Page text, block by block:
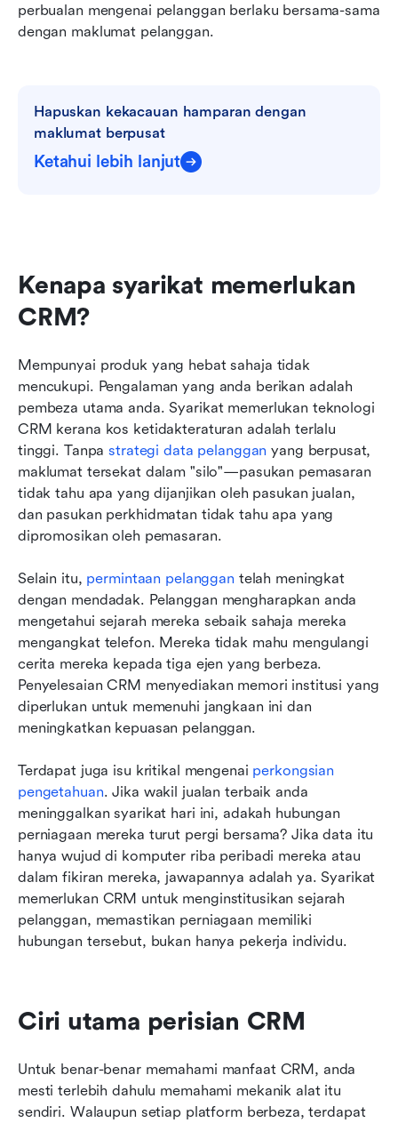
perbualan mengenai pelanggan berlaku bersama-sama
dengan maklumat pelanggan.
Hapuskan kekacauan hamparan dengan
maklumat berpusat
Ketahui lebih lanjut
Kenapa syarikat memerlukan
CRM?
Mempunyai produk yang hebat sahaja tidak
mencukupi. Pengalaman yang anda berikan adalah
pembeza utama anda. Syarikat memerlukan teknologi
CRM kerana kos ketidakteraturan adalah terlalu
tinggi. Tanpa strategi data pelanggan yang berpusat,
maklumat tersekat dalam "silo"—pasukan pemasaran
tidak tahu apa yang dijanjikan oleh pasukan jualan,
dan pasukan perkhidmatan tidak tahu apa yang
dipromosikan oleh pemasaran.
Selain itu, permintaan pelanggan telah meningkat
dengan mendadak. Pelanggan mengharapkan anda
mengetahui sejarah mereka sebaik sahaja mereka
mengangkat telefon. Mereka tidak mahu mengulangi
cerita mereka kepada tiga ejen yang berbeza.
Penyelesaian CRM menyediakan memori institusi yang
diperlukan untuk memenuhi jangkaan ini dan
meningkatkan kepuasan pelanggan.
Terdapat juga isu kritikal mengenai perkongsian
pengetahuan. Jika wakil jualan terbaik anda
meninggalkan syarikat hari ini, adakah hubungan
perniagaan mereka turut pergi bersama? Jika data itu
hanya wujud di komputer riba peribadi mereka atau
dalam fikiran mereka, jawapannya adalah ya. Syarikat
memerlukan CRM untuk menginstitusikan sejarah
pelanggan, memastikan perniagaan memiliki
hubungan tersebut, bukan hanya pekerja individu.
Ciri utama perisian CRM
Untuk benar-benar memahami manfaat CRM, anda
mesti terlebih dahulu memahami mekanik alat itu
sendiri. Walaupun setiap platform berbeza, terdapat